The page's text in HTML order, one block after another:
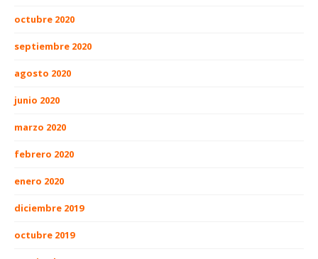
octubre 2020
septiembre 2020
agosto 2020
junio 2020
marzo 2020
febrero 2020
enero 2020
diciembre 2019
octubre 2019